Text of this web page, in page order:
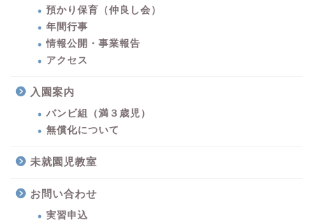
預かり保育（仲良し会）
年間行事
情報公開・事業報告
アクセス
入園案内
バンビ組（満３歳児）
無償化について
未就園児教室
お問い合わせ
実習申込